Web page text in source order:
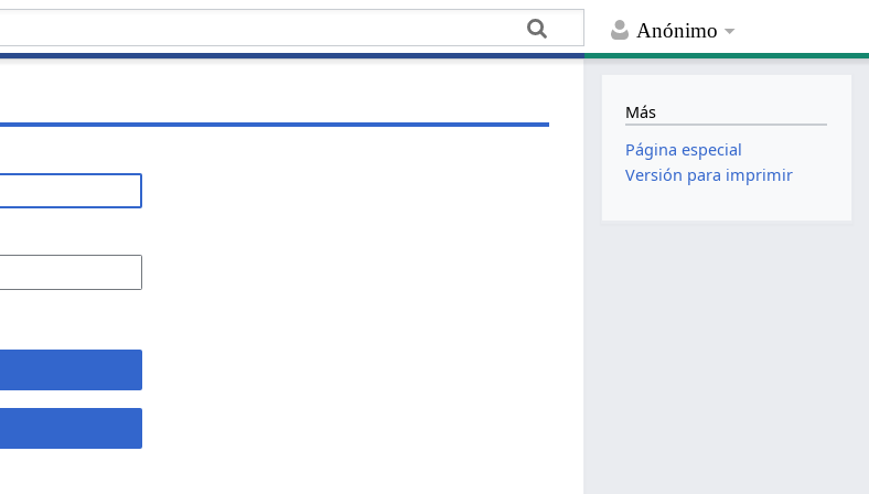
Anónimo
Más
Página especial
Versión para imprimir